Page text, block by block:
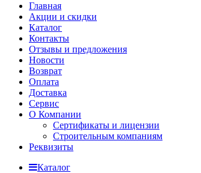
Главная
Акции и скидки
Каталог
Контакты
Отзывы и предложения
Новости
Возврат
Оплата
Доставка
Сервис
О Компании
Сертификаты и лицензии
Строительным компаниям
Реквизиты
Каталог